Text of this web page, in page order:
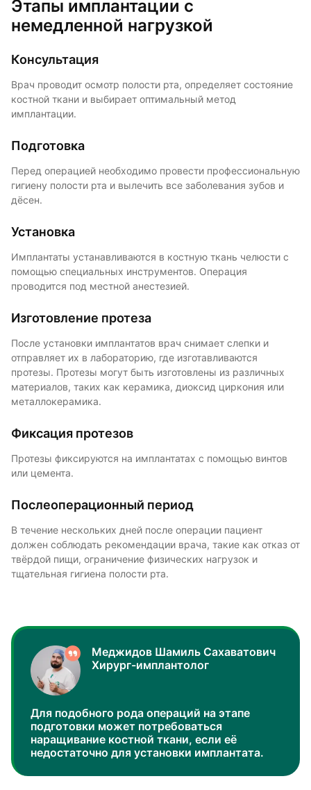
Этапы имплантации с
немедленной нагрузкой
Консультация
Врач проводит осмотр полости рта, определяет состояние
костной ткани и выбирает оптимальный метод
имплантации.
Подготовка
Перед операцией необходимо провести профессиональную
гигиену полости рта и вылечить все заболевания зубов и
дёсен.
Установка
Имплантаты устанавливаются в костную ткань челюсти с
помощью специальных инструментов. Операция
проводится под местной анестезией.
Изготовление протеза
После установки имплантатов врач снимает слепки и
отправляет их в лабораторию, где изготавливаются
протезы. Протезы могут быть изготовлены из различных
материалов, таких как керамика, диоксид циркония или
металлокерамика.
Фиксация протезов
Протезы фиксируются на имплантатах с помощью винтов
или цемента.
Послеоперационный период
В течение нескольких дней после операции пациент
должен соблюдать рекомендации врача, такие как отказ от
твёрдой пищи, ограничение физических нагрузок и
тщательная гигиена полости рта.
Меджидов Шамиль Сахаватович
Хирург-имплантолог
Для подобного рода операций на этапе
подготовки может потребоваться
наращивание костной ткани, если её
недостаточно для установки имплантата.